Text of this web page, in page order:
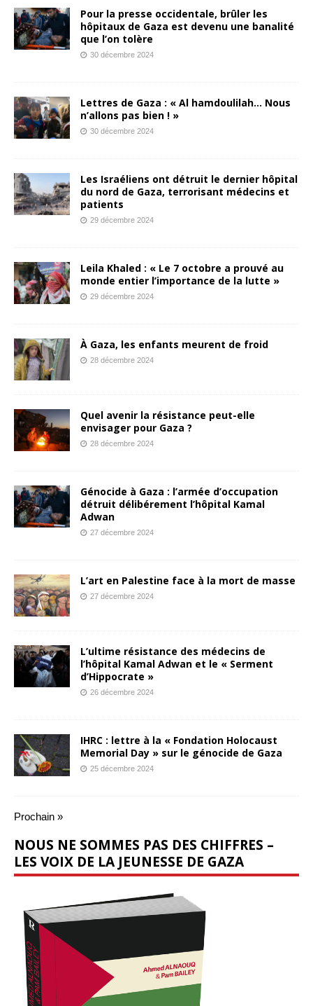
Pour la presse occidentale, brûler les
hôpitaux de Gaza est devenu une banalité
que l’on tolère
30 décembre 2024
Lettres de Gaza : « Al hamdoulilah… Nous
n’allons pas bien ! »
30 décembre 2024
Les Israéliens ont détruit le dernier hôpital
du nord de Gaza, terrorisant médecins et
patients
29 décembre 2024
Leila Khaled : « Le 7 octobre a prouvé au
monde entier l’importance de la lutte »
29 décembre 2024
À Gaza, les enfants meurent de froid
28 décembre 2024
Quel avenir la résistance peut-elle
envisager pour Gaza ?
28 décembre 2024
Génocide à Gaza : l’armée d’occupation
détruit délibérement l’hôpital Kamal
Adwan
27 décembre 2024
L’art en Palestine face à la mort de masse
27 décembre 2024
L’ultime résistance des médecins de
l’hôpital Kamal Adwan et le « Serment
d’Hippocrate »
26 décembre 2024
IHRC : lettre à la « Fondation Holocaust
Memorial Day » sur le génocide de Gaza
25 décembre 2024
Prochain »
NOUS NE SOMMES PAS DES CHIFFRES –
LES VOIX DE LA JEUNESSE DE GAZA